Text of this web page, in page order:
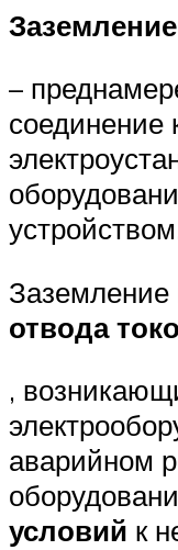
Заземление
–
соединение
Заземление
отвода
,
аварийном
условий к